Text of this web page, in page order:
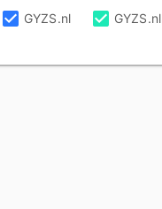
GYZS.nl GYZS.nl